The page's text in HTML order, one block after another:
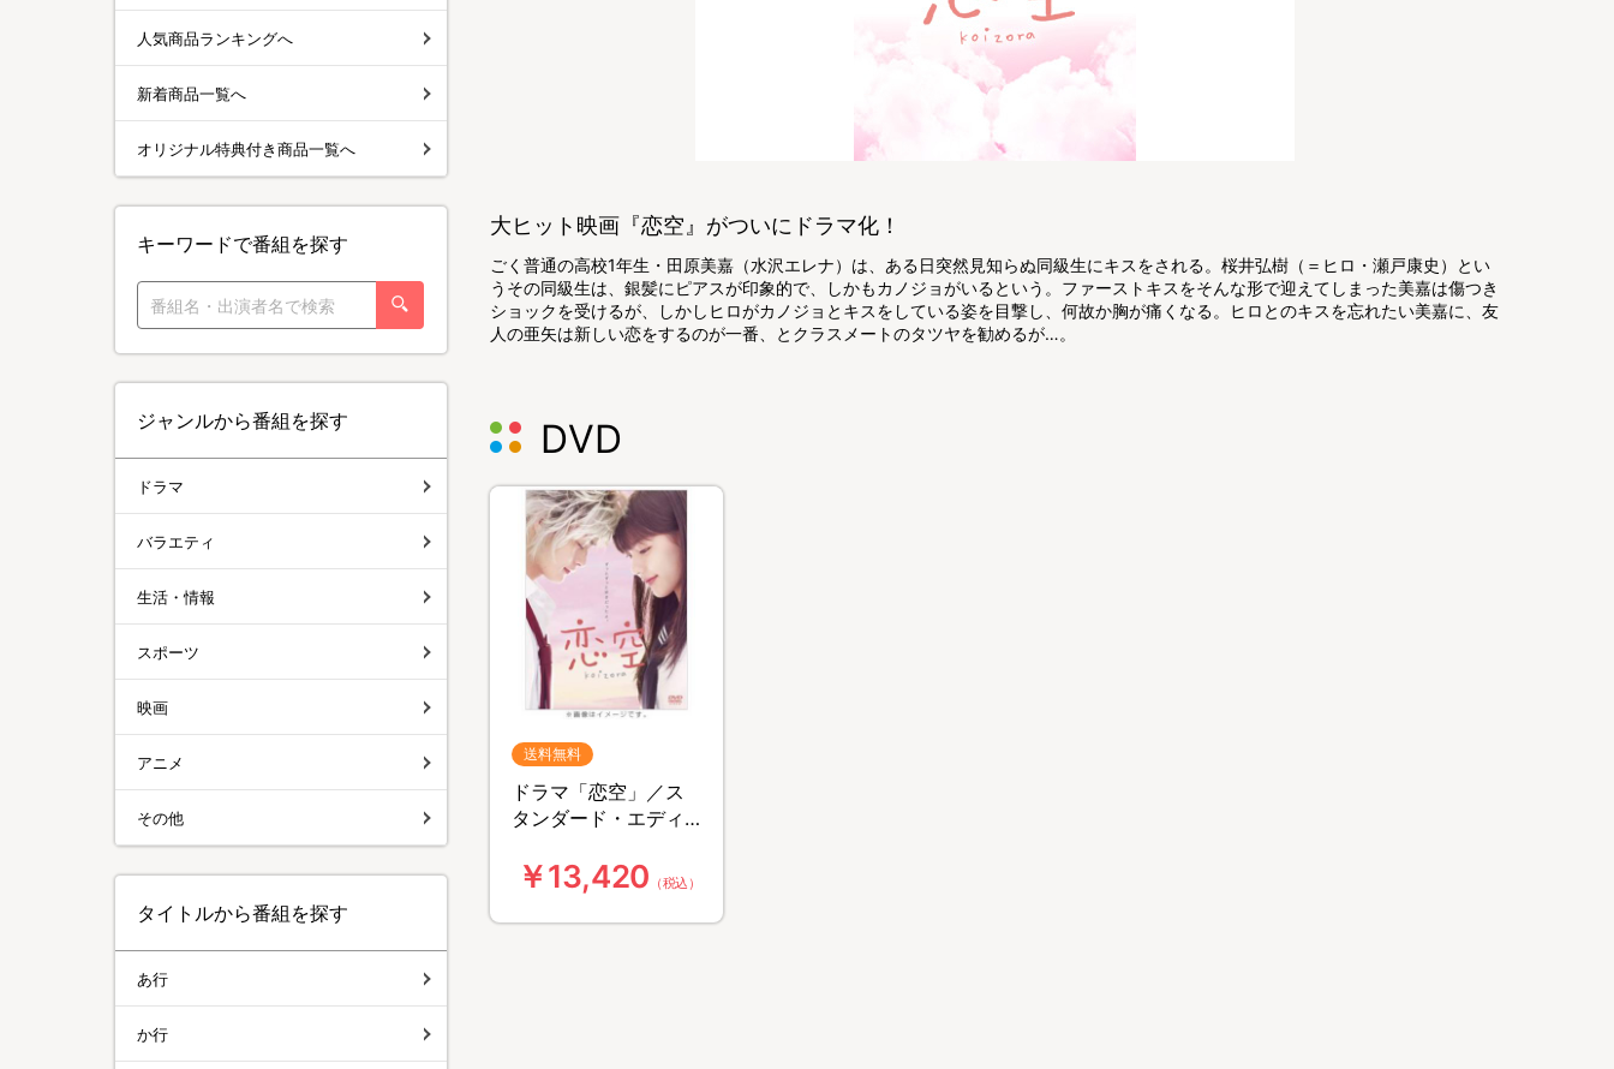
大ヒット映画『恋空』がついにドラマ化！
ごく普通の高校1年生・田原美嘉（水沢エレナ）は、ある日突然見知らぬ同級生にキスをされる。桜井弘樹（＝ヒロ・瀬戸康史）とい
うその同級生は、銀髪にピアスが印象的で、しかもカノジョがいるという。ファーストキスをそんな形で迎えてしまった美嘉は傷つき
ショックを受けるが、しかしヒロがカノジョとキスをしている姿を目撃し、何故か胸が痛くなる。ヒロとのキスを忘れたい美嘉に、友
人の亜矢は新しい恋をするのが一番、とクラスメートのタツヤを勧めるが…。
DVD
送料無料
ドラマ「恋空」／ス
タンダード・エディ
BOX（送料無料）
￥13,420 （税込）
人気商品ランキングへ
新着商品一覧へ
オリジナル特典付き商品一覧へ
キーワードで番組を探す
ジャンルから番組を探す
ドラマ
バラエティ
生活・情報
スポーツ
映画
アニメ
その他
タイトルから番組を探す
あ行
か行